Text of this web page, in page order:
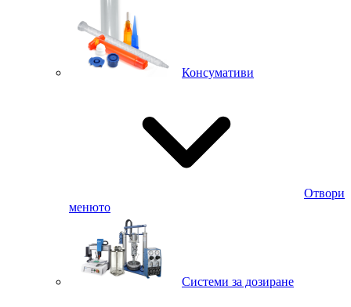
Консумативи
Отвори
менюто
Системи за дозиране